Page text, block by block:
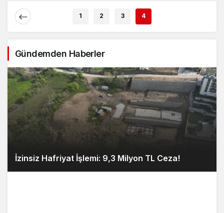
1 2 3 4
Gündemden Haberler
İzinsiz Hafriyat İşlemi: 9,3 Milyon TL Ceza!